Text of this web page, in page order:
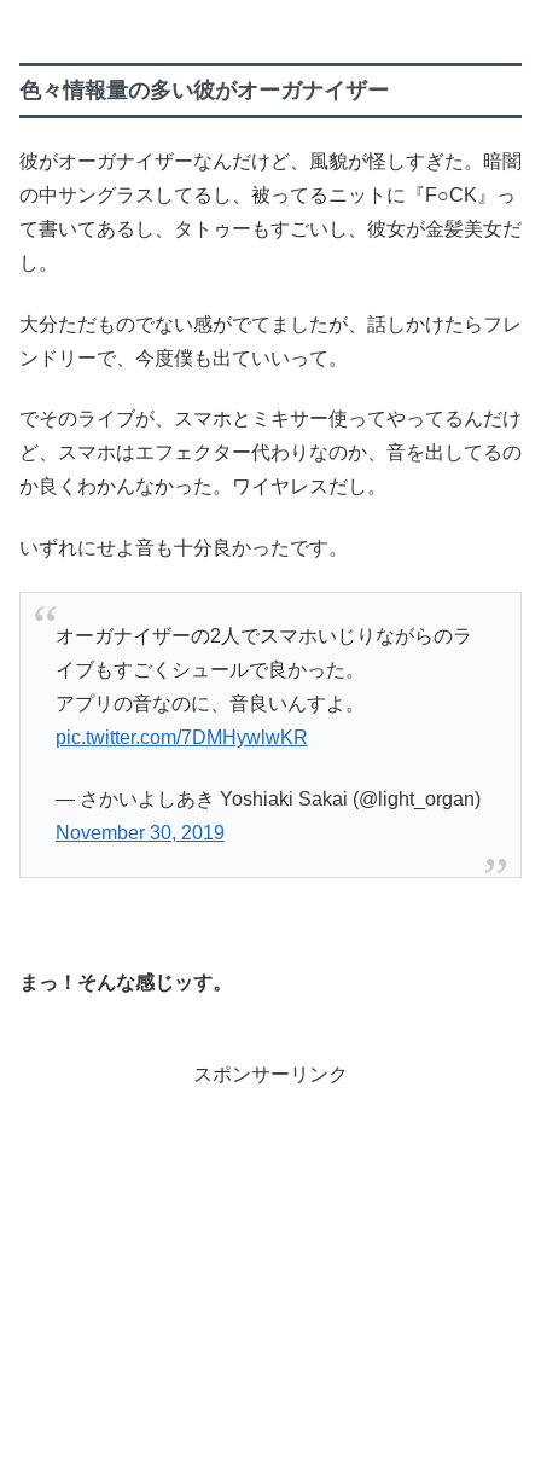
色々情報量の多い彼がオーガナイザー
彼がオーガナイザーなんだけど、風貌が怪しすぎた。暗闇
の中サングラスしてるし、被ってるニットに『F○CK』っ
て書いてあるし、タトゥーもすごいし、彼女が金髪美女だ
し。
大分ただものでない感がでてましたが、話しかけたらフレ
ンドリーで、今度僕も出ていいって。
でそのライブが、スマホとミキサー使ってやってるんだけ
ど、スマホはエフェクター代わりなのか、音を出してるの
か良くわかんなかった。ワイヤレスだし。
いずれにせよ音も十分良かったです。
オーガナイザーの2人でスマホいじりながらのラ
イブもすごくシュールで良かった。
アプリの音なのに、音良いんすよ。
pic.twitter.com/7DMHywlwKR
— さかいよしあき Yoshiaki Sakai (@light_organ)
November 30, 2019
まっ！そんな感じッす。
スポンサーリンク